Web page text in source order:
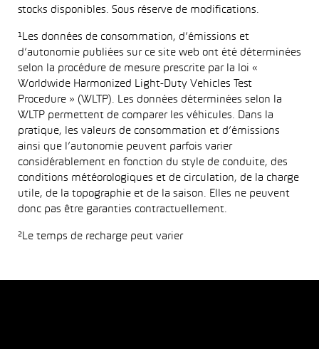
stocks disponibles. Sous réserve de modifications.
¹Les données de consommation, d’émissions et
d’autonomie publiées sur ce site web ont été déterminées
selon la procédure de mesure prescrite par la loi «
Worldwide Harmonized Light-Duty Vehicles Test
Procedure » (WLTP). Les données déterminées selon la
WLTP permettent de comparer les véhicules. Dans la
pratique, les valeurs de consommation et d’émissions
ainsi que l’autonomie peuvent parfois varier
considérablement en fonction du style de conduite, des
conditions météorologiques et de circulation, de la charge
utile, de la topographie et de la saison. Elles ne peuvent
donc pas être garanties contractuellement.
²Le temps de recharge peut varier